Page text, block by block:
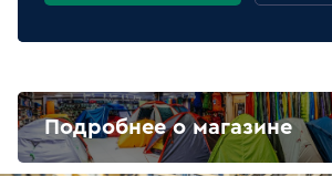
Подробнее о магазине